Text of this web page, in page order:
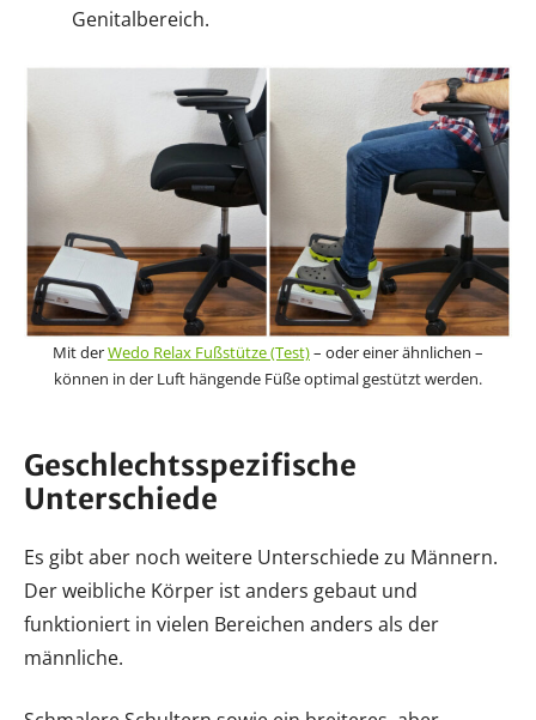
Genitalbereich.
Mit derWedo Relax Fußstütze (Test)– oder einer ähnlichen –
können in der Luft hängende Füße optimal gestützt werden.
Geschlechtsspezifische
Unterschiede
Es gibt aber noch weitere Unterschiede zu Männern.
Der weibliche Körper ist anders gebaut und
funktioniert in vielen Bereichen anders als der
männliche.